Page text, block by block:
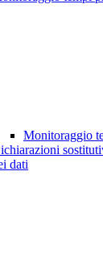
Monitoraggio
dati